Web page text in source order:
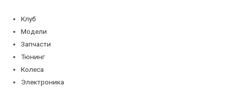
содержимому
Клуб
Модели
Запчасти
Тюнинг
Колеса
Электроника